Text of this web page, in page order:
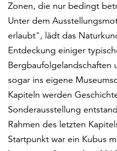
Ihr
Einverständnis
jederzeit
ändern
und
widerrufen.
Dafür
steht
Ihnen
am
Ende
der
Seite
Zonen, die nur bedingt
Unter dem
erlaubt", lädt das
Entdeckung einiger
Bergbaufolgelandschaften
sogar ins eigene
Kapiteln werden
Sonderausstellung
Rahmen des letzten
Startpunkt war ein Kubus